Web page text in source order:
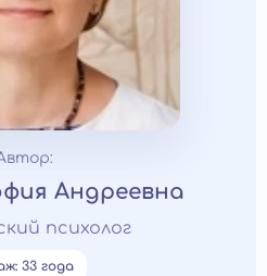
Андреевна
психолог
33 года